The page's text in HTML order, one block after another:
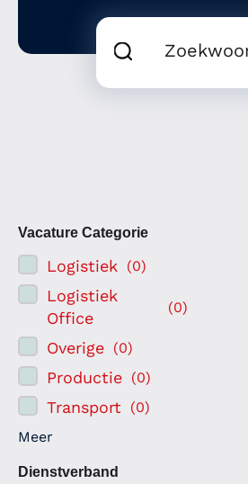
Vacature Categorie
Logistiek (0)
Logistiek
Office
(0)
Overige (0)
Productie (0)
Transport (0)
Meer
Dienstverband